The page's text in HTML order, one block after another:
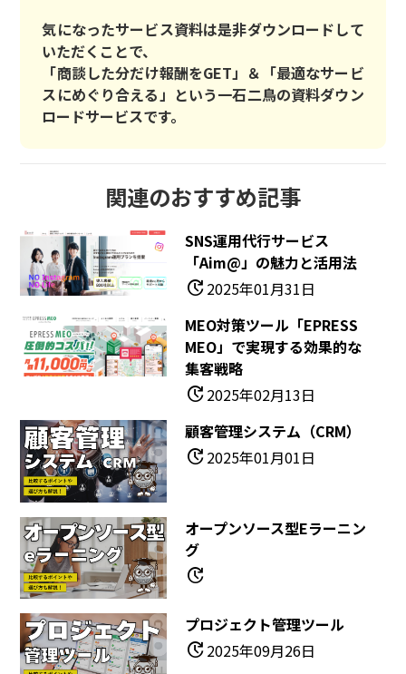
気になったサービス資料は是非ダウンロードして
いただくことで、
「商談した分だけ報酬をGET」＆「最適なサービ
スにめぐり合える」という一石二鳥の資料ダウン
ロードサービスです。
関連のおすすめ記事
SNS運用代行サービス
「aim@」の魅力と活用法
update2025年01月31日
MEO対策ツール「EPRESS
MEO」で実現する効果的な
集客戦略
update2025年02月13日
顧客管理システム（CRM）
update2025年01月01日
オープンソース型eラーニン
グ
update
プロジェクト管理ツール
update2025年09月26日